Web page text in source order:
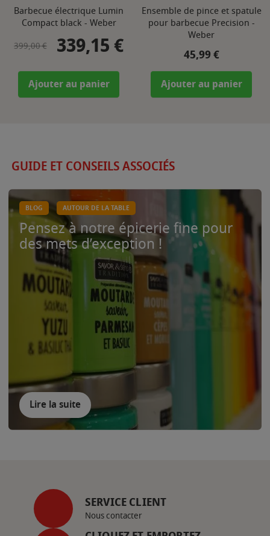
Barbecue électrique Lumin
Compact black - Weber
Prix de base
399,00 € Prix
339,15 €
Ajouter au panier
Ensemble de pince et spatule
pour barbecue Precision -
Weber
Prix
45,99 €
Ajouter au panier
GUIDE ET CONSEILS ASSOCIÉS
BLOG AUTOUR DE LA TABLE
Pensez à notre épicerie fine pour
des mets d’exception !
Lire la suite
SERVICE CLIENT
Nous contacter